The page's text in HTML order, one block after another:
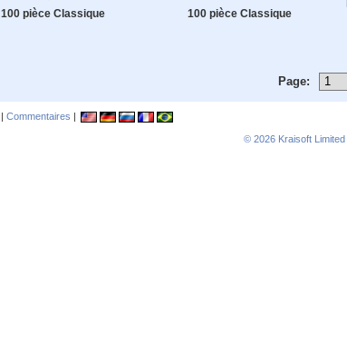
100 pièce Classique 100 pièce Classique
Page:
| Commentaires |
© 2026 Kraisoft Limited